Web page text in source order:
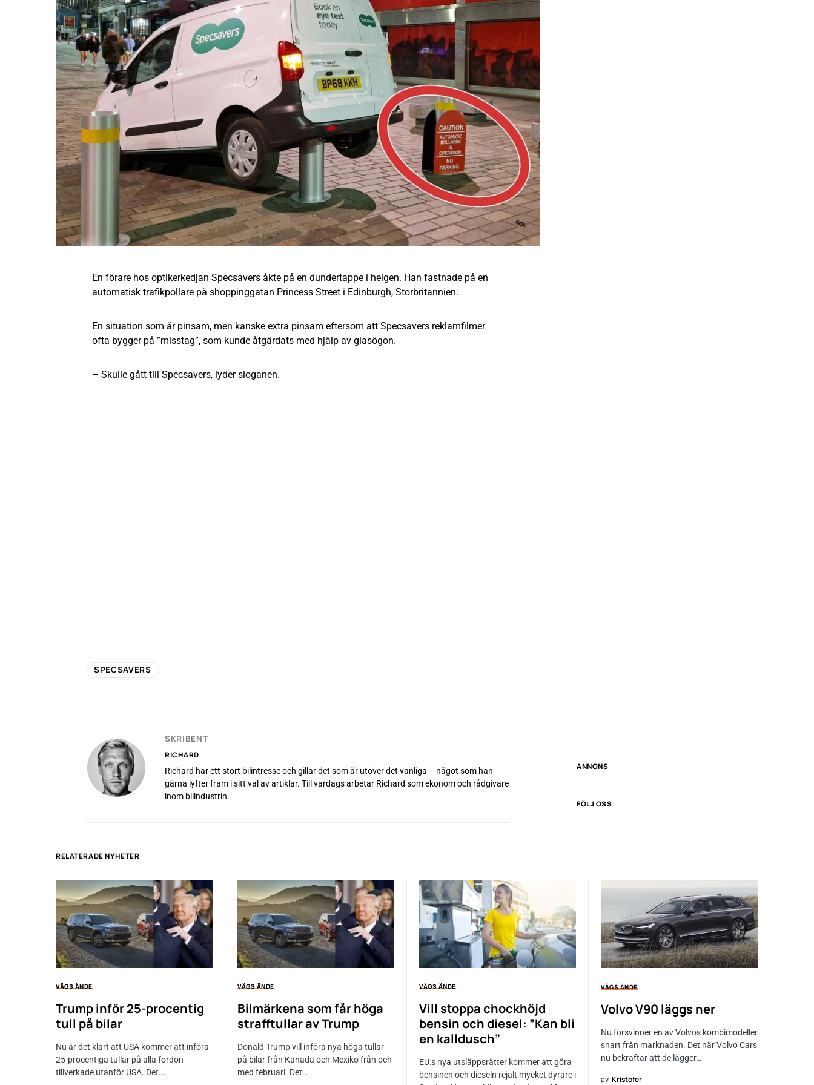
En förare hos optikerkedjan Specsavers åkte på en dundertappe i helgen. Han fastnade på en
automatisk trafikpollare på shoppinggatan Princess Street i Edinburgh, Storbritannien.
En situation som är pinsam, men kanske extra pinsam eftersom att Specsavers reklamfilmer
ofta bygger på ”misstag”, som kunde åtgärdats med hjälp av glasögon.
– Skulle gått till Specsavers, lyder sloganen.
SPECSAVERS
SKRIBENT
RICHARD
Richard har ett stort bilintresse och gillar det som är utöver det vanliga – något som han
gärna lyfter fram i sitt val av artiklar. Till vardags arbetar Richard som ekonom och rådgivare
inom bilindustrin.
ANNONS
FÖLJ OSS
RELATERADE NYHETER
VÄGS ÄNDE
Trump inför 25-procentig
tull på bilar
Nu är det klart att USA kommer att införa
25-procentiga tullar på alla fordon
tillverkade utanför USA. Det…
VÄGS ÄNDE
Bilmärkena som får höga
strafftullar av Trump
Donald Trump vill införa nya höga tullar
på bilar från Kanada och Mexiko från och
med februari. Det…
VÄGS ÄNDE
Vill stoppa chockhöjd
bensin och diesel: ”Kan bli
en kalldusch”
EU:s nya utsläppsrätter kommer att göra
bensinen och dieseln rejält mycket dyrare i
VÄGS ÄNDE
Volvo V90 läggs ner
Nu försvinner en av Volvos kombimodeller
snart från marknaden. Det när Volvo Cars
nu bekräftar att de lägger…
av Kristofer